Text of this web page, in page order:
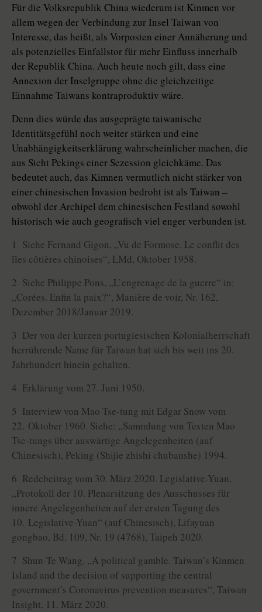
Für die Volksrepublik China wiederum ist Kinmen vor
allem wegen der Verbindung zur Insel Taiwan von
Interesse, das heißt, als Vorposten einer Annäherung und
als potenzielles Einfallstor für mehr Einfluss innerhalb
der Republik China. Auch heute noch gilt, dass eine
Annexion der Inselgruppe ohne die gleichzeitige
Einnahme Taiwans kontraproduktiv wäre.
Denn dies würde das ausgeprägte taiwanische
Identitätsgefühl noch weiter stärken und eine
Unabhängigkeitserklärung wahrscheinlicher machen, die
aus Sicht Pekings einer Sezession gleichkäme. Das
bedeutet auch, das Kimnen vermutlich nicht stärker von
einer chinesischen Invasion bedroht ist als Taiwan –
obwohl der Archipel dem chinesischen Festland sowohl
historisch wie auch geografisch viel enger verbunden ist.
1 Siehe Fernand Gigon, „Vu de Formose. Le conflit des
îles côtières chinoises“, LMd, Oktober 1958.
2 Siehe Philippe Pons, „L’engrenage de la guerre“ in:
„Corées. Enfin la paix?“, Manière de voir, Nr. 162,
Dezember 2018/Januar 2019.
3 Der von der kurzen portugiesischen Kolonialherrschaft
herrührende Name für Taiwan hat sich bis weit ins 20.
Jahrhundert hinein gehalten.
4 Erklärung vom 27. Juni 1950.
5 Interview von Mao Tse-tung mit Edgar Snow vom
22. Oktober 1960. Siehe: „Sammlung von Texten Mao
Tse-tungs über auswärtige Angelegenheiten (auf
Chinesisch), Peking (Shijie zhishi chubanshe) 1994.
6 Redebeitrag vom 30. März 2020. Legislative-Yuan,
„Protokoll der 10. Plenarsitzung des Ausschusses für
innere Angelegenheiten auf der ersten Tagung des
10. Legislative-Yuan“ (auf Chinesisch), Lifayuan
gongbao, Bd. 109, Nr. 19 (4768), Taipeh 2020.
7 Shun-Te Wang, „A political gamble. Taiwan’s Kinmen
Island and the decision of supporting the central
government’s Coronavirus prevention measures“, Taiwan
Insight, 11. März 2020.